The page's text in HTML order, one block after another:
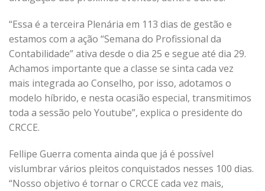
“Essa é a terceira Plenária em 113 dias de gestão e
estamos com a ação “Semana do Profissional da
Contabilidade” ativa desde o dia 25 e segue até dia 29.
Achamos importante que a classe se sinta cada vez
mais integrada ao Conselho, por isso, adotamos o
modelo híbrido, e nesta ocasião especial, transmitimos
toda a sessão pelo Youtube”, explica o presidente do
CRCCE.
Fellipe Guerra comenta ainda que já é possível
vislumbrar vários pleitos conquistados nesses 100 dias.
“Nosso objetivo é tornar o CRCCE cada vez mais,